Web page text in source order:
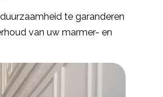
te garanderen
van uw marmer- en